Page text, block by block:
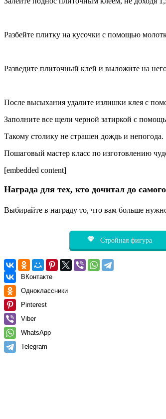
Разбейте плитку на кусочки с помощью
Разведите плиточный клей и выложите на
После высыхания удалите излишки клея с
Заполните все щели черной затиркой с
Такому столику не страшен дождь и непогода.
Пошаговый мастер класс по изготовлению
[embedded content]
Награда для тех, кто дочитал до
Выбирайте в награду то, что вам больше
Стройная фигура
ВКонтакте
Одноклассники
Pinterest
Viber
WhatsApp
Telegram